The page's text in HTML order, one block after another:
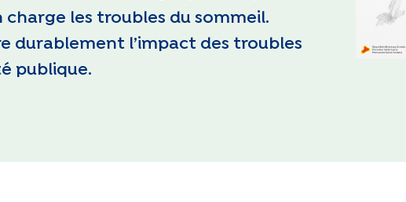
les troubles du sommeil.
durablement l’impact des troubles
publique.